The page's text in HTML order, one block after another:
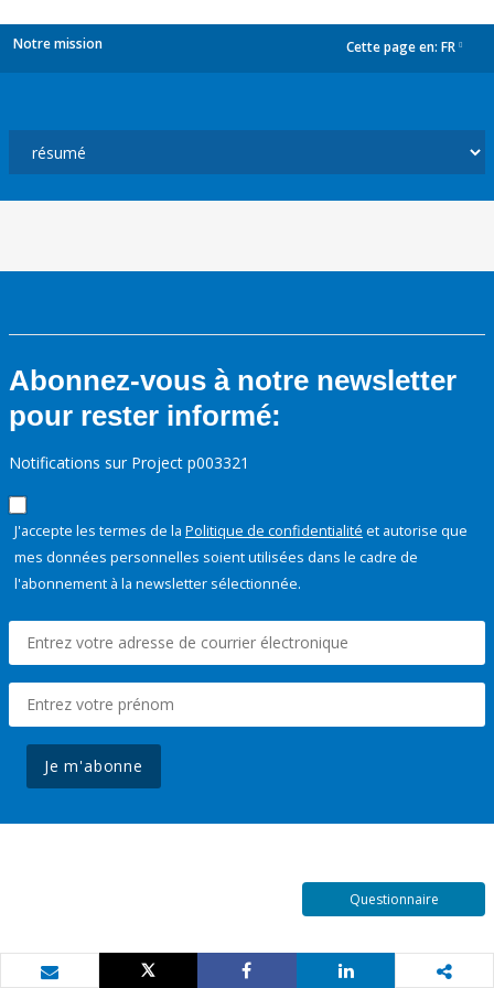
Notre mission Cette page en: FR
Abonnez-vous à notre newsletter
pour rester informé:
Notifications sur Project p003321
J'accepte les termes de la Politique de confidentialité et autorise que
mes données personnelles soient utilisées dans le cadre de
l'abonnement à la newsletter sélectionnée.
Je m'abonne
Questionnaire